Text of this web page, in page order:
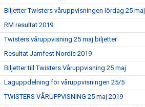
Biljetter Twisters våruppvisningen lördag 25 maj
RM resultat 2019
Twisters våruppvisning 25 maj biljetter
Resultat Jamfest Nordic 2019
Biljetter till Twisters Våruppvisning 25 maj
Laguppdelning för våruppvisningen 25/5
TWISTERS VÅRUPPVISNING 25 maj 2019